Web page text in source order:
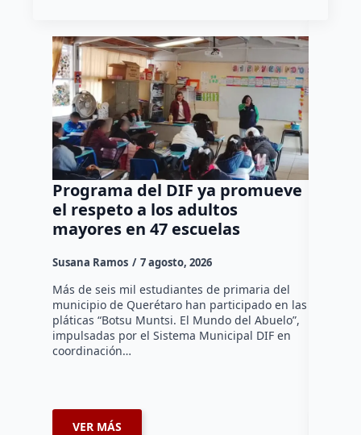
Programa del DIF ya promueve
el respeto a los adultos
mayores en 47 escuelas
Susana Ramos 7 agosto, 2026
Más de seis mil estudiantes de primaria del
municipio de Querétaro han participado en las
pláticas “Botsu Muntsi. El Mundo del Abuelo”,
impulsadas por el Sistema Municipal DIF en
coordinación…
VER MÁS